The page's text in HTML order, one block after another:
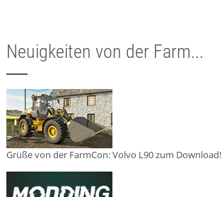
Neuigkeiten von der Farm...
Grüße von der FarmCon: Volvo L90 zum Download!